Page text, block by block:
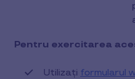
Pentru exercitarea
Utilizați formularul